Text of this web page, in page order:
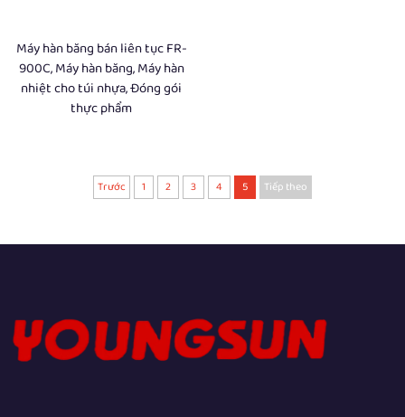
Máy hàn băng bán liên tục FR-
900C, Máy hàn băng, Máy hàn
nhiệt cho túi nhựa, Đóng gói
thực phẩm
Trước 1 2 3 4 5 Tiếp theo